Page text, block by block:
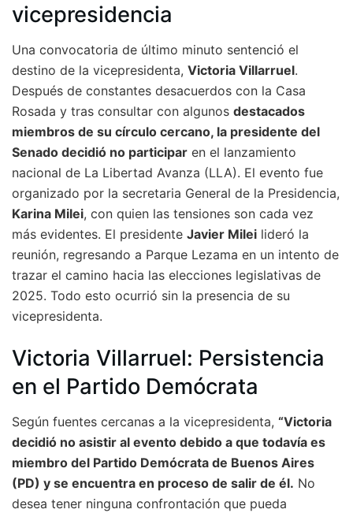
vicepresidencia
Una convocatoria de último minuto sentenció el
destino de la vicepresidenta, Victoria Villarruel.
Después de constantes desacuerdos con la Casa
Rosada y tras consultar con algunos destacados
miembros de su círculo cercano, la presidente del
Senado decidió no participar en el lanzamiento
nacional de La Libertad Avanza (LLA). El evento fue
organizado por la secretaria General de la Presidencia,
Karina Milei, con quien las tensiones son cada vez
más evidentes. El presidente Javier Milei lideró la
reunión, regresando a Parque Lezama en un intento de
trazar el camino hacia las elecciones legislativas de
2025. Todo esto ocurrió sin la presencia de su
vicepresidenta.
Victoria Villarruel: Persistencia
en el Partido Demócrata
Según fuentes cercanas a la vicepresidenta, “Victoria
decidió no asistir al evento debido a que todavía es
miembro del Partido Demócrata de Buenos Aires
(PD) y se encuentra en proceso de salir de él. No
desea tener ninguna confrontación que pueda